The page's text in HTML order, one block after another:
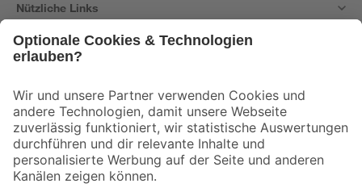
Nützliche Links
Der toom Newsletter: Keine Angebote und Aktionen mehr verpassen!
Zur Newsletter Anmeldung
Folge uns